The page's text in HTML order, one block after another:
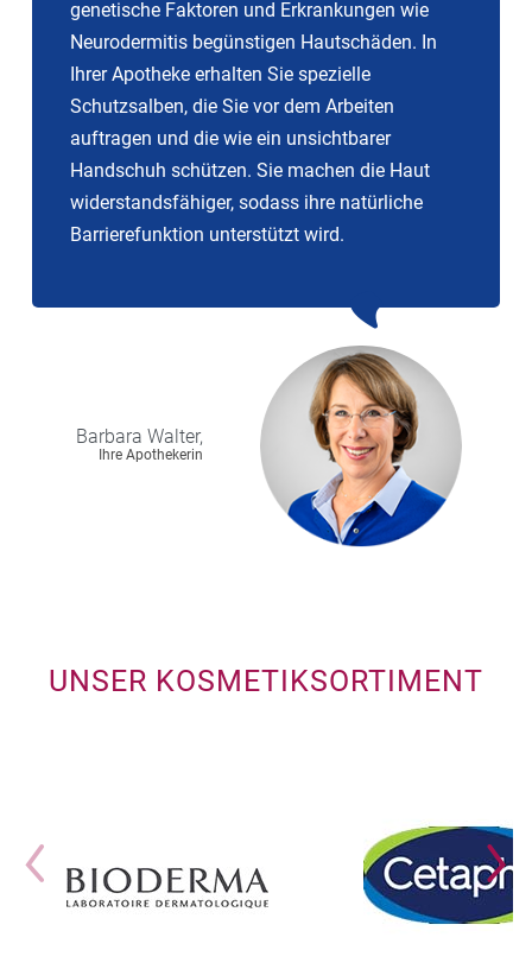
genetische Faktoren und Erkrankungen wie
Neurodermitis begünstigen Hautschäden. In
Ihrer Apotheke erhalten Sie spezielle
Schutzsalben, die Sie vor dem Arbeiten
auftragen und die wie ein unsichtbarer
Handschuh schützen. Sie machen die Haut
widerstandsfähiger, sodass ihre natürliche
Barrierefunktion unterstützt wird.
Barbara Walter,
Ihre Apothekerin
UNSER KOSMETIKSORTIMENT